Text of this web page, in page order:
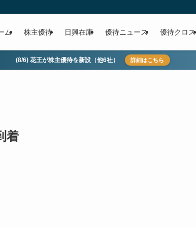
ム 株主優待 日興在庫 優待ニュース 優待クロス
(8/6) 花王が株主優待を新設（他6社） 詳細はこちら
着